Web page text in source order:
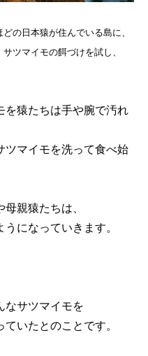
の日本猿が住んでいる島に、
ツマイモの餌づけを試し、
を猿たちは手や腕で汚れ
ツマイモを洗って食べ始
親猿たちは、
になっていきます。
なサツマイモを
いたとのことです。